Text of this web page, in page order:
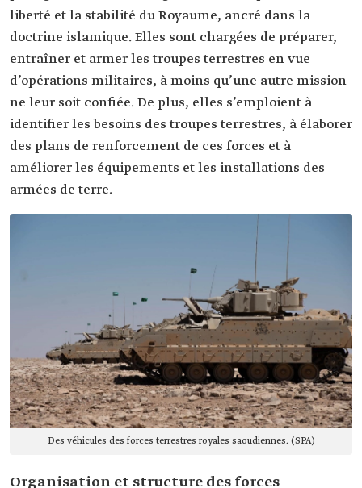
liberté et la stabilité du Royaume, ancré dans la
doctrine islamique. Elles sont chargées de préparer,
entraîner et armer les troupes terrestres en vue
d’opérations militaires, à moins qu’une autre mission
ne leur soit confiée. De plus, elles s’emploient à
identifier les besoins des troupes terrestres, à élaborer
des plans de renforcement de ces forces et à
améliorer les équipements et les installations des
armées de terre.
Des véhicules des forces terrestres royales saoudiennes. (SPA)
Organisation et structure des forces